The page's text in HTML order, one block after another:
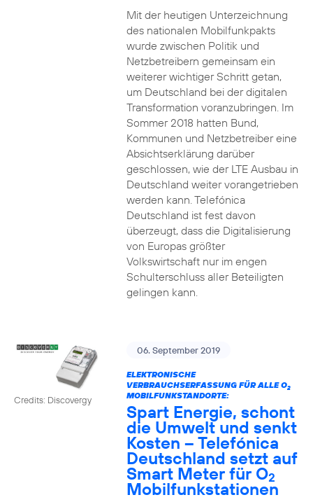
Mit der heutigen Unterzeichnung
des nationalen Mobilfunkpakts
wurde zwischen Politik und
Netzbetreibern gemeinsam ein
weiterer wichtiger Schritt getan,
um Deutschland bei der digitalen
Transformation voranzubringen. Im
Sommer 2018 hatten Bund,
Kommunen und Netzbetreiber eine
Absichtserklärung darüber
geschlossen, wie der LTE Ausbau in
Deutschland weiter vorangetrieben
werden kann. Telefónica
Deutschland ist fest davon
überzeugt, dass die Digitalisierung
von Europas größter
Volkswirtschaft nur im engen
Schulterschluss aller Beteiligten
gelingen kann.
Credits: Discovergy
06. September 2019
ELEKTRONISCHE
VERBRAUCHSERFASSUNG FÜR ALLE O2
MOBILFUNKSTANDORTE:
Spart Energie, schont
die Umwelt und senkt
Kosten – Telefónica
Deutschland setzt auf
Smart Meter für O2
Mobilfunkstationen